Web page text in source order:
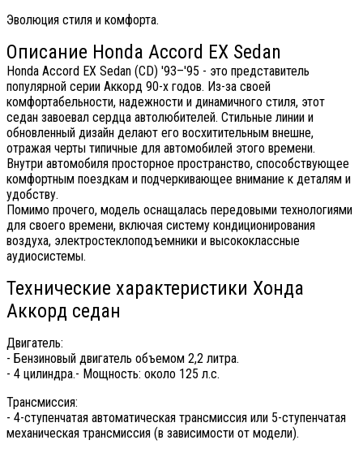
Эволюция стиля и комфорта.
Описание Honda Accord EX Sedan
Honda Accord EX Sedan (CD) '93–'95 - это представитель
популярной серии Аккорд 90-х годов. Из-за своей
комфортабельности, надежности и динамичного стиля, этот
седан завоевал сердца автолюбителей. Стильные линии и
обновленный дизайн делают его восхитительным внешне,
отражая черты типичные для автомобилей этого времени.
Внутри автомобиля просторное пространство, способствующее
комфортным поездкам и подчеркивающее внимание к деталям и
удобству.
Помимо прочего, модель оснащалась передовыми технологиями
для своего времени, включая систему кондиционирования
воздуха, электростеклоподъемники и высококлассные
аудиосистемы.
Технические характеристики Хонда
Аккорд седан
Двигатель:
- Бензиновый двигатель объемом 2,2 литра.
- 4 цилиндра.- Мощность: около 125 л.с.
Трансмиссия:
- 4-ступенчатая автоматическая трансмиссия или 5-ступенчатая
механическая трансмиссия (в зависимости от модели).